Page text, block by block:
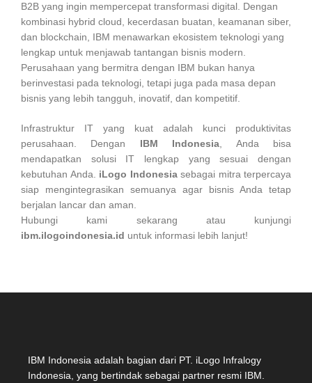
B2B yang ingin mempercepat transformasi digital. Dengan
kombinasi hybrid cloud, kecerdasan buatan, keamanan siber,
dan blockchain, IBM menawarkan ekosistem teknologi yang
lengkap untuk menjawab tantangan bisnis modern.
Perusahaan yang bermitra dengan IBM bukan hanya
berinvestasi pada teknologi, tetapi juga pada masa depan
bisnis yang lebih tangguh, inovatif, dan kompetitif.
Infrastruktur IT yang kuat adalah kunci produktivitas
perusahaan. Dengan IBM Indonesia , Anda bisa
mendapatkan solusi IT lengkap yang sesuai dengan
kebutuhan Anda. iLogo Indonesiasebagai mitra terpercaya
siap mengintegrasikan semuanya agar bisnis Anda tetap
berjalan lancar dan aman.
Hubungi kami sekarang atau kunjungi
ibm.ilogoindonesia.id untuk informasi lebih lanjut!
IBM Indonesia adalah bagian dari PT. iLogo Infralogy
Indonesia, yang bertindak sebagai partner resmi IBM.